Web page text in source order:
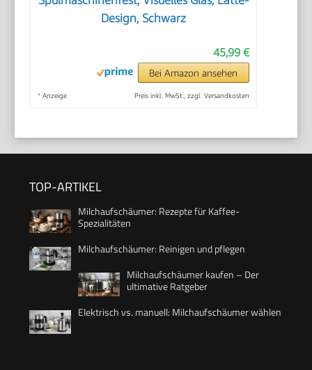
Design, Schwarz
45,99 €
Bei Amazon ansehen
* Anzeige Preis inkl. MwSt., zzgl. Versandkosten
TOP-ARTIKEL
Milchaufschäumer: Rezepte für Kaffee-
Spezialitäten
Milchaufschäumer: Reinigen und pflegen
Milchaufschäumer kaufen – Der
ultimative Ratgeber
Elektrisch vs. manuell: Milchaufschäumer wählen